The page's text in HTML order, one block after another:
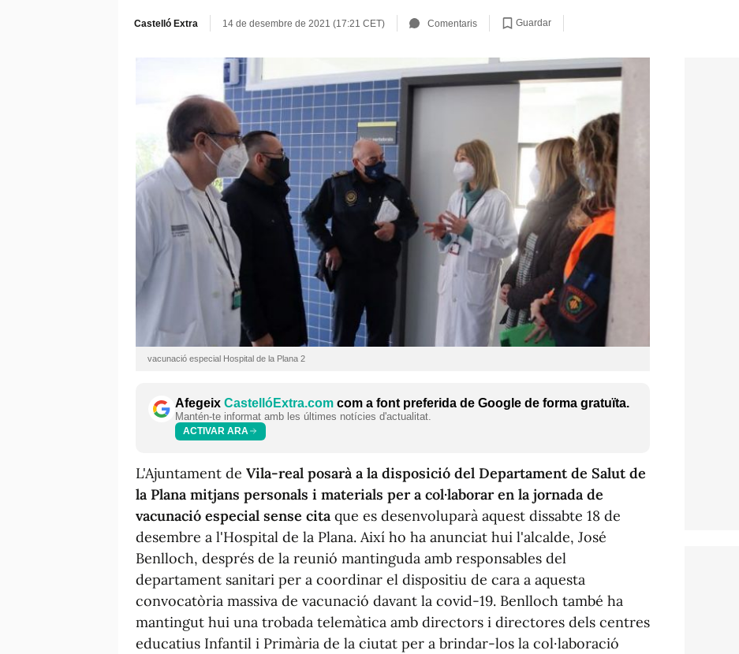
Castelló Extra 14 de desembre de 2021 (17:21 CET) Comentaris Guardar
vacunació especial Hospital de la Plana 2
Afegeix CastellóExtra.com com a font preferida de Google de forma gratuïta.
Mantén-te informat amb les últimes notícies d'actualitat.
ACTIVAR ARA
L'Ajuntament de Vila-real posarà a la disposició del Departament de Salut de
la Plana mitjans personals i materials per a col·laborar en la jornada de
vacunació especial sense cita que es desenvoluparà aquest dissabte 18 de
desembre a l'Hospital de la Plana. Així ho ha anunciat hui l'alcalde, José
Benlloch, després de la reunió mantinguda amb responsables del
departament sanitari per a coordinar el dispositiu de cara a aquesta
convocatòria massiva de vacunació davant la covid-19. Benlloch també ha
mantingut hui una trobada telemàtica amb directors i directores dels centres
educatius Infantil i Primària de la ciutat per a brindar-los la col·laboració